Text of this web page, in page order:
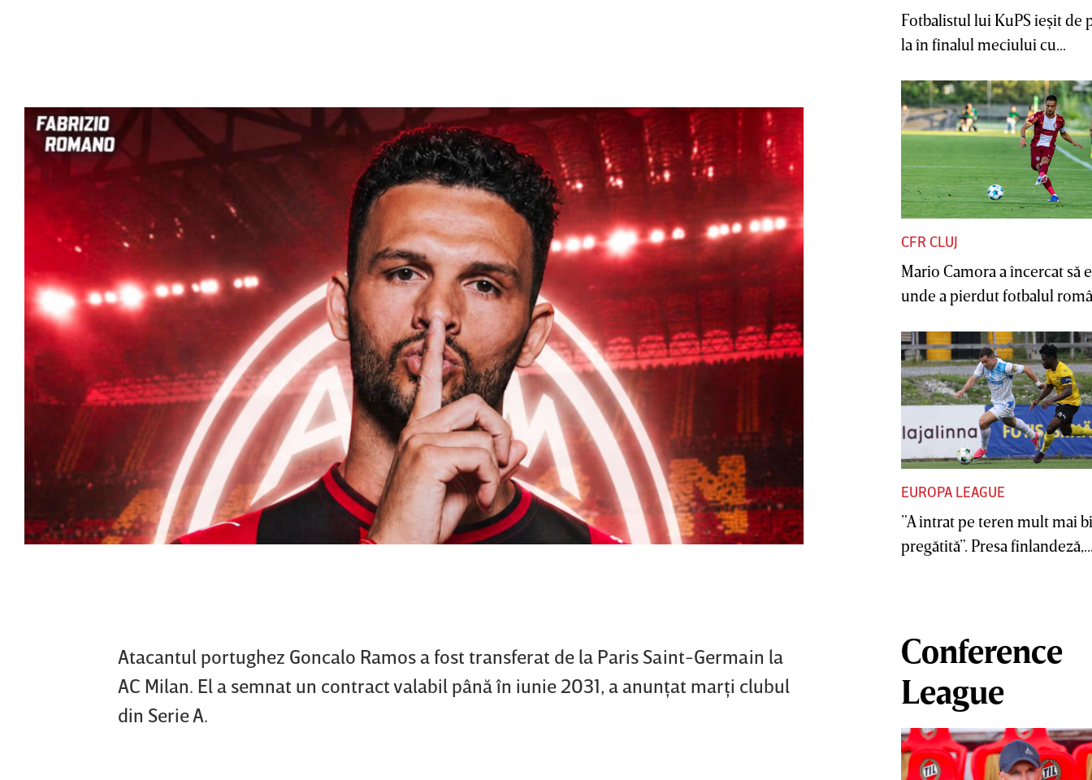
Atacantul portughez Goncalo Ramos a fost transferat de la Paris Saint-Germain la
AC Milan. El a semnat un contract valabil până în iunie 2031, a anunţat marţi clubul
din Serie A.
Fotbalistul lui KuPS ieşit de
la în finalul meciului cu...
CFR CLUJ
Mario Camora a încercat să
unde a pierdut fotbalul
EUROPA LEAGUE
”A intrat pe teren mult mai
pregătită”. Presa
Conference
League